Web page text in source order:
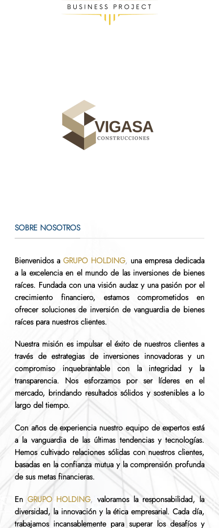
SOBRE NOSOTROS
Bienvenidos a GRUPO HOLDING, una empresa dedicada
a la excelencia en el mundo de las inversiones de bienes
raíces. Fundada con una visión audaz y una pasión por el
crecimiento financiero, estamos comprometidos en
ofrecer soluciones de inversión de vanguardia de bienes
raíces para nuestros clientes.
Nuestra misión es impulsar el éxito de nuestros clientes a
través de estrategias de inversiones innovadoras y un
compromiso inquebrantable con la integridad y la
transparencia. Nos esforzamos por ser líderes en el
mercado, brindando resultados sólidos y sostenibles a lo
largo del tiempo.
Con años de experiencia nuestro equipo de expertos está
a la vanguardia de las últimas tendencias y tecnologías.
Hemos cultivado relaciones sólidas con nuestros clientes,
basadas en la confianza mutua y la comprensión profunda
de sus metas financieras.
En GRUPO HOLDING, valoramos la responsabilidad, la
diversidad, la innovación y la ética empresarial. Cada día,
trabajamos incansablemente para superar los desafíos y